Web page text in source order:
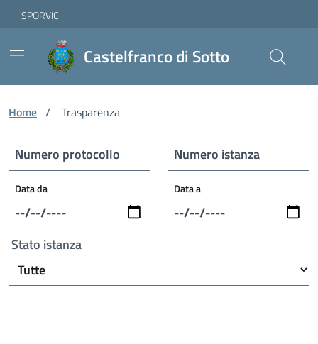
Skip to Main Content
Vai ai contenuti
Vai al footer
SPORVIC
Castelfranco di Sotto
Home / Trasparenza
Numero protocollo Numero istanza
Data da Data a
Stato istanza